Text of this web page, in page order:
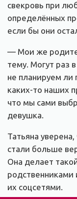
свекровь при
определённых
если бы они
— Мои же
тему. Могут раз
не планируем ли
каких-то наших
что мы сами
девушка.
Татьяна
стали больше
Она делает
их соцсетями.